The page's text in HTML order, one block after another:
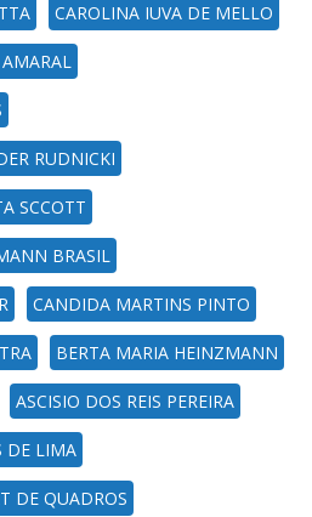
CAROLINA IUVA DE MELLO
RUDNICKI
SCCOTT
BRASIL
CANDIDA MARTINS PINTO
BERTA MARIA HEINZMANN
ASCISIO DOS REIS PEREIRA
DE LIMA
DE QUADROS